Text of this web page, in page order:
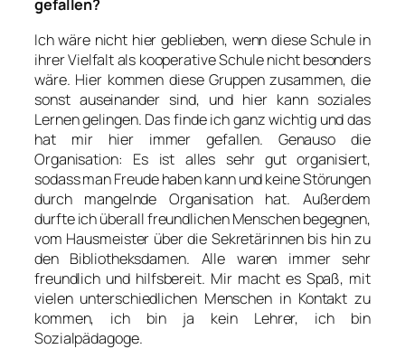
gefallen?
Ich wäre nicht hier geblieben, wenn diese Schule in
ihrer Vielfalt als kooperative Schule nicht besonders
wäre. Hier kommen diese Gruppen zusammen, die
sonst auseinander sind, und hier kann soziales
Lernen gelingen. Das finde ich ganz wichtig und das
hat mir hier immer gefallen. Genauso die
Organisation: Es ist alles sehr gut organisiert,
sodass man Freude haben kann und keine Störungen
durch mangelnde Organisation hat. Außerdem
durfte ich überall freundlichen Menschen begegnen,
vom Hausmeister über die Sekretärinnen bis hin zu
den Bibliotheksdamen. Alle waren immer sehr
freundlich und hilfsbereit. Mir macht es Spaß, mit
vielen unterschiedlichen Menschen in Kontakt zu
kommen, ich bin ja kein Lehrer, ich bin
Sozialpädagoge.